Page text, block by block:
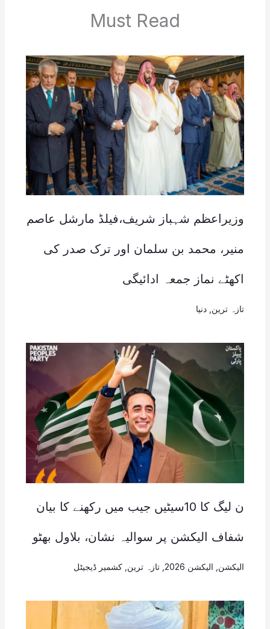
Must Read
وزیراعظم شہباز شریف،فیلڈ مارشل عاصم
منیر، محمد بن سلمان اور ترک صدر کی
اکھٹے نماز جمعہ ادائیگی
تازہ ترین دنیا
ن لیگ کا 10سیٹیں جیب میں رکھنے کا بیان
شفاف الیکشن پر سوالیہ نشان، بلاول بھٹو
الیکشن الیکشن 2026 , تازہ ترین کشمیر ڈیجیٹل